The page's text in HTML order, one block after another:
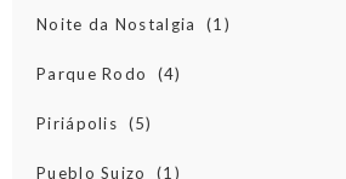
Noite da Nostalgia (1)
Parque Rodo (4)
Piriápolis (5)
Pueblo Suizo (1)